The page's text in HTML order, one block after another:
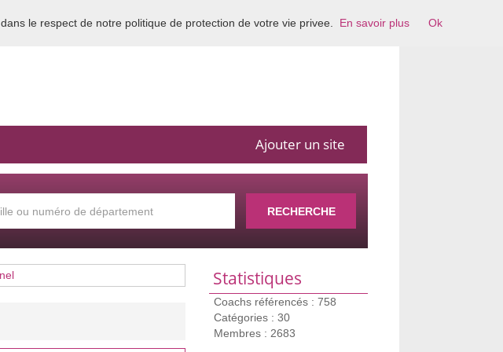
en France
Ajouter un site
RECHERCHE
Statistiques
Coachs référencés : 758
Catégories : 30
Membres : 2683
le respect de notre politique de protection de votre vie privee. En savoir plus Ok